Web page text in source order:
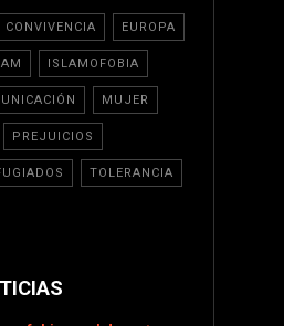
CONVIVENCIA EUROPA
ISLAMOFOBIA
MUJER
PREJUICIOS
TOLERANCIA